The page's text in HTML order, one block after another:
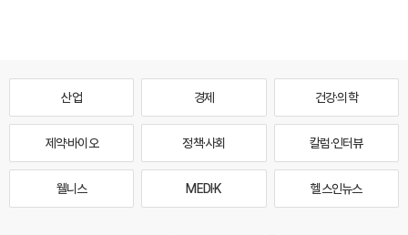
산업 경제 건강·의학
제약·바이오 정책·사회 칼럼·인터뷰
웰니스 MEDI·K 헬스인뉴스